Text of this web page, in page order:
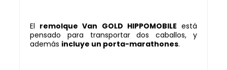
El remolque Van GOLD HIPPOMOBILE está
pensado para transportar dos caballos, y
además incluye un porta-marathones.